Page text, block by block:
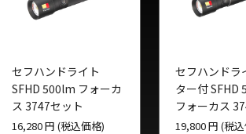
セフハンドライト
SFHD 500lm フォーカ
ス 3747セット
16,280 円 (税込価格)
セフハンドラ
ター付 SFHD
フォーカス
ト
19,800 円 (税